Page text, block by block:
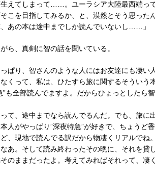
えてしまって……。ユーラシア大陸最西端っ
こを目指してみるか、と、漠然とそう思った
あの本は途中までしか読んでいないし……」
ら、真剣に智の話を聞いている。
ぱり、智さんのような人にはお友達にも凄い
くって、私は、ひたすら旅に関するそういう
も全部読んでますよ。だからひょっとしたら
て、途中までなら読んでるんだ。でも、旅に
人がやっぱり”深夜特急”が好きで、ちょうど
、現地で読んでる訳だから物凄くリアルでね
あ。そして読み終わったその晩に、それを貸
のままだったよ。考えてみればそれって、凄